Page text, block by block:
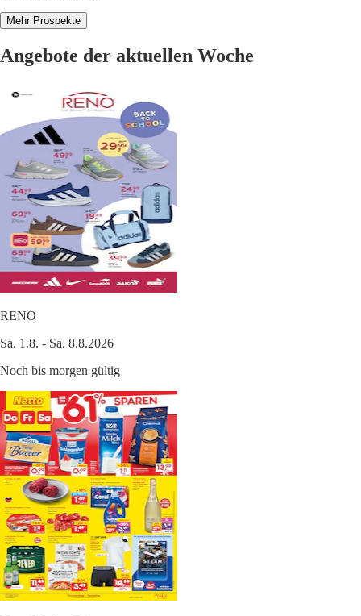
Mehr Prospekte
Angebote der aktuellen Woche
RENO
Sa. 1.8. - Sa. 8.8.2026
Noch bis morgen gültig